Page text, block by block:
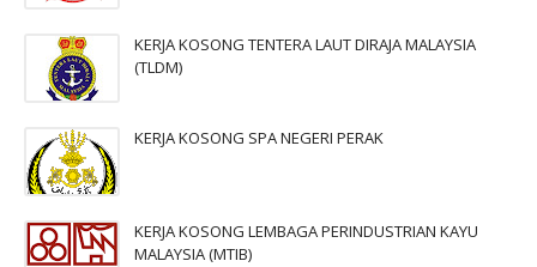
KERJA KOSONG TENTERA LAUT DIRAJA MALAYSIA
(TLDM)
KERJA KOSONG SPA NEGERI PERAK
KERJA KOSONG LEMBAGA PERINDUSTRIAN KAYU
MALAYSIA (MTIB)